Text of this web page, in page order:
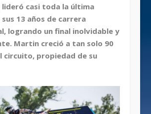
lideró casi toda la última
13 años de carrera
logrando un final inolvidable y
Martin creció a tan solo 90
circuito, propiedad de su